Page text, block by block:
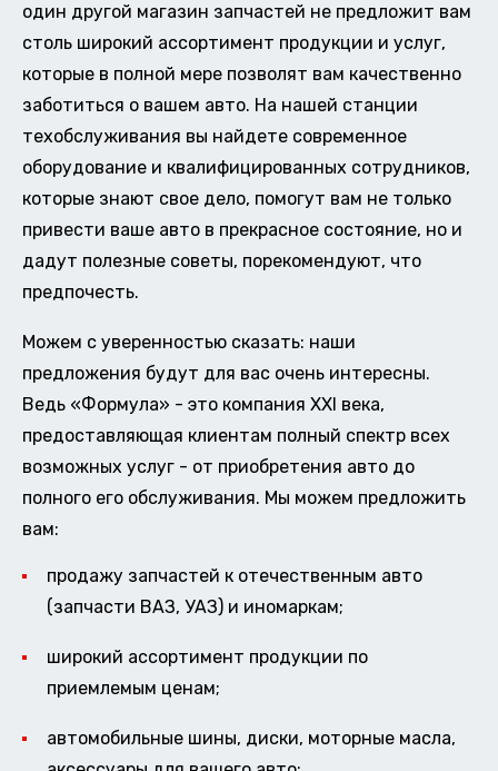
один другой магазин запчастей не предложит вам
столь широкий ассортимент продукции и услуг,
которые в полной мере позволят вам качественно
заботиться о вашем авто. На нашей станции
техобслуживания вы найдете современное
оборудование и квалифицированных сотрудников,
которые знают свое дело, помогут вам не только
привести ваше авто в прекрасное состояние, но и
дадут полезные советы, порекомендуют, что
предпочесть.
Можем с уверенностью сказать: наши
предложения будут для вас очень интересны.
Ведь «Формула» - это компания XXI века,
предоставляющая клиентам полный спектр всех
возможных услуг - от приобретения авто до
полного его обслуживания. Мы можем предложить
вам:
продажу запчастей к отечественным авто
(запчасти ВАЗ, УАЗ) и иномаркам;
широкий ассортимент продукции по
приемлемым ценам;
автомобильные шины, диски, моторные масла,